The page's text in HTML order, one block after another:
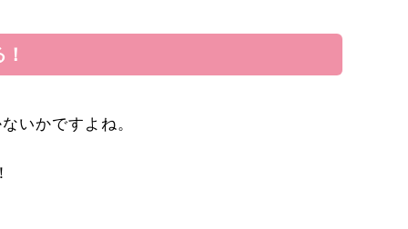
いかですよね。